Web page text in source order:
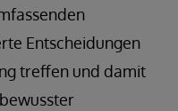
Entscheidungen
treffen und damit